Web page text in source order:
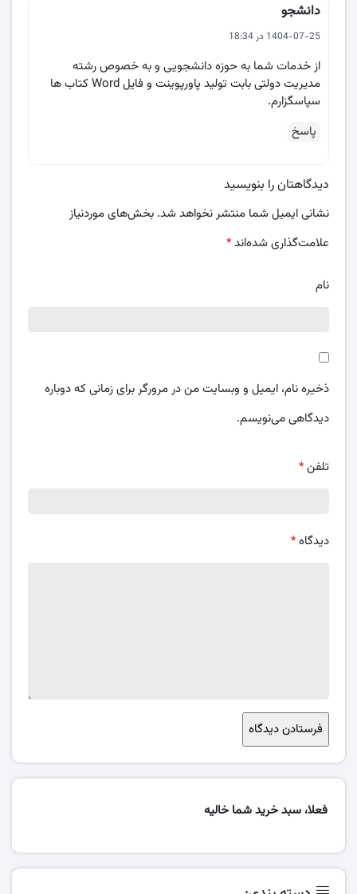
دانشجو
1404-07-25 در 18:34
از خدمات شما به حوزه دانشجویی و به خصوص رشته
مدیریت دولتی بابت تولید پاورپوینت و فایل Word کتاب ها
سپاسگزارم.
پاسخ
دیدگاهتان را بنویسید
نشانی ایمیل شما منتشر نخواهد شد. بخش‌های موردنیاز
علامت‌گذاری شده‌اند*
نام
ذخیره نام، ایمیل و وبسایت من در مرورگر برای زمانی که دوباره
دیدگاهی می‌نویسم.
تلفن*
دیدگاه*
فعلا، سبد خرید شما خالیه